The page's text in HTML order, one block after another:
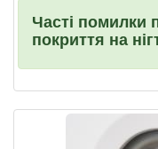
Часті помилки
покриття на